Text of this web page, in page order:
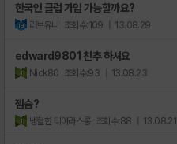
한국인 클럽 가입 가능할까요?
러브유니 조회수:109 | 13.08.29
edward9801 친추 하셔요
Nick80 조회수:93 | 13.08.23
젬슴?
냉혈한 티아라스롱 조회수:88 | 13.08.21